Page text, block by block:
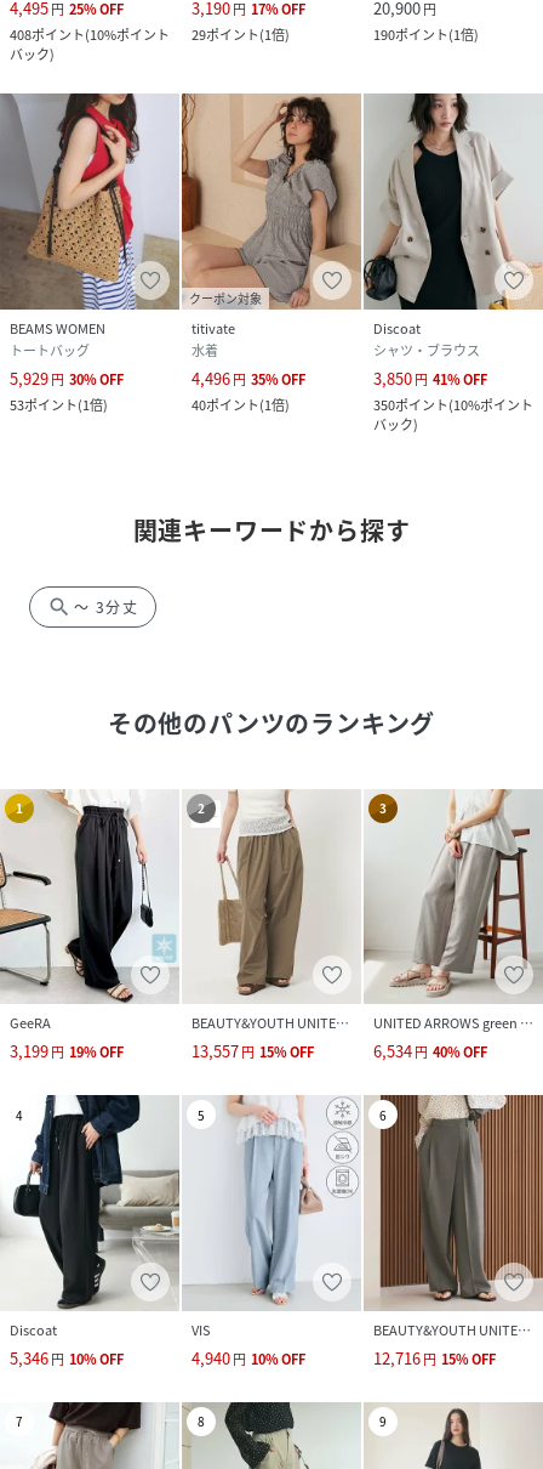
4,495円 25%OFF
408ポイント(10%ポイント
バック)
3,190円 17%OFF
29ポイント(1倍)
20,900円
190ポイント(1倍)
BEAMS WOMEN
トートバッグ
5,929円 30%OFF
53ポイント(1倍)
クーポン対象
titivate
水着
4,496円 35%OFF
40ポイント(1倍)
Discoat
シャツ・ブラウス
3,850円 41%OFF
350ポイント(10%ポイント
バック)
関連キーワードから探す
search ～ 3分丈
その他のパンツのランキング
1
GeeRA
3,199円 19%OFF
2
BEAUTY&YOUTH UNITED ARROWS
13,557円 15%OFF
3
UNITED ARROWS green label relaxing
6,534円 40%OFF
4
Discoat
5,346円 10%OFF
5
VIS
4,940円 10%OFF
6
BEAUTY&YOUTH UNITED ARROWS
12,716円 15%OFF
7 8 9